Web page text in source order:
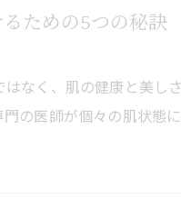
ための5つの秘訣
なく、肌の健康と美し
の医師が個々の肌状態